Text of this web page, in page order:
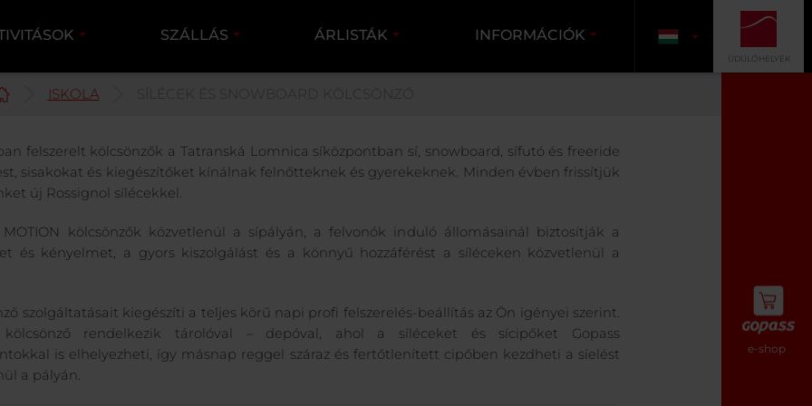
e-shop
SZÁLLÁS ÁRLISTÁK INFORMÁCIÓK
ÜDÜLŐHELYEK
ISKOLA SÍLÉCEK ÉS SNOWBOARD KÖLCSÖNZŐ
felszerelt kölcsönzők a Tatranská Lomnica síközpontban sí, snowboard, sífutó és freeride
sisakokat és kiegészítőket kínálnak felnőtteknek és gyerekeknek. Minden évben frissítjük
új Rossignol sílécekkel.
MOTION kölcsönzők közvetlenül a sípályán, a felvonók induló állomásainál biztosítják a
és kényelmet, a gyors kiszolgálást és a könnyű hozzáférést a síléceken közvetlenül a
szolgáltatásait kiegészíti a teljes körű napi profi felszerelés-beállítás az Ön igényei szerint.
kölcsönző rendelkezik tárolóval – depóval, ahol a síléceket és sícipőket Gopass
is elhelyezheti, így másnap reggel száraz és fertőtlenített cipőben kezdheti a síelést
a pályán.